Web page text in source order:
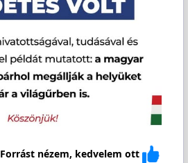
Forrást nézem, kedvelem ott